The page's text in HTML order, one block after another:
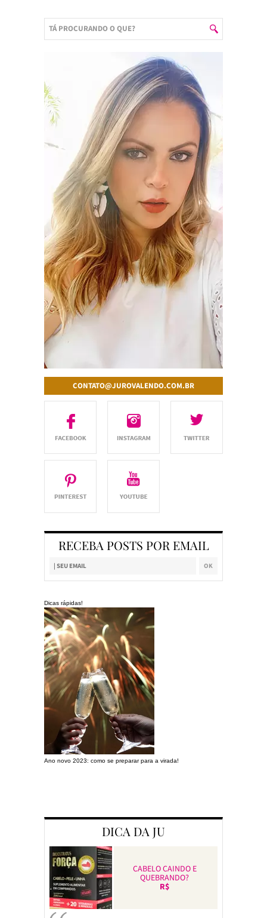
CONTATO@JUROVALENDO.COM.BR
RECEBA POSTS POR EMAIL
Dicas rápidas!
Ano novo 2023: como se preparar para a virada!
DICA DA JU
CABELO CAINDO E
QUEBRANDO?
R$